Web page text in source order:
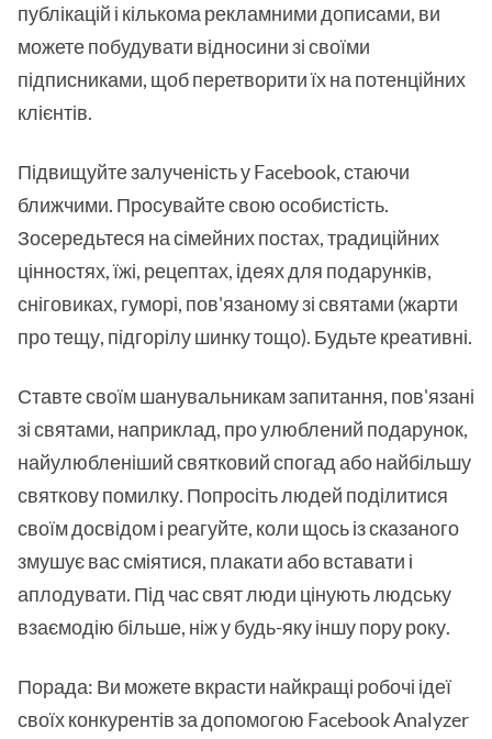
публікацій і кількома рекламними дописами, ви
можете побудувати відносини зі своїми
підписниками, щоб перетворити їх на потенційних
клієнтів.
Підвищуйте залученість у Facebook, стаючи
ближчими. Просувайте свою особистість.
Зосередьтеся на сімейних постах, традиційних
цінностях, їжі, рецептах, ідеях для подарунків,
сніговиках, гуморі, пов'язаному зі святами (жарти
про тещу, підгорілу шинку тощо). Будьте креативні.
Ставте своїм шанувальникам запитання, пов'язані
зі святами, наприклад, про улюблений подарунок,
найулюбленіший святковий спогад або найбільшу
святкову помилку. Попросіть людей поділитися
своїм досвідом і реагуйте, коли щось із сказаного
змушує вас сміятися, плакати або вставати і
аплодувати. Під час свят люди цінують людську
взаємодію більше, ніж у будь-яку іншу пору року.
Порада: Ви можете вкрасти найкращі робочі ідеї
своїх конкурентів за допомогою Facebook Analyzer